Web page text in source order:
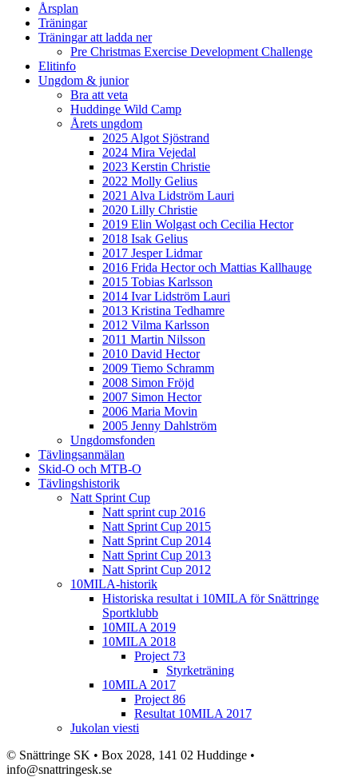
Årsplan
Träningar
Träningar att ladda ner
Pre Christmas Exercise Development Challenge
Elitinfo
Ungdom & junior
Bra att veta
Huddinge Wild Camp
Årets ungdom
2025 Algot Sjöstrand
2024 Mira Vejedal
2023 Kerstin Christie
2022 Molly Gelius
2021 Alva Lidström Lauri
2020 Lilly Christie
2019 Elin Wolgast och Cecilia Hector
2018 Isak Gelius
2017 Jesper Lidmar
2016 Frida Hector och Mattias Kallhauge
2015 Tobias Karlsson
2014 Ivar Lidström Lauri
2013 Kristina Tedhamre
2012 Vilma Karlsson
2011 Martin Nilsson
2010 David Hector
2009 Tiemo Schramm
2008 Simon Fröjd
2007 Simon Hector
2006 Maria Movin
2005 Jenny Dahlström
Ungdomsfonden
Tävlingsanmälan
Skid-O och MTB-O
Tävlingshistorik
Natt Sprint Cup
Natt sprint cup 2016
Natt Sprint Cup 2015
Natt Sprint Cup 2014
Natt Sprint Cup 2013
Natt Sprint Cup 2012
10MILA-historik
Historiska resultat i 10MILA för Snättringe
Sportklubb
10MILA 2019
10MILA 2018
Project 73
Styrketräning
10MILA 2017
Project 86
Resultat 10MILA 2017
Jukolan viesti
© Snättringe SK • Box 2028, 141 02 Huddinge •
info@snattringesk.se